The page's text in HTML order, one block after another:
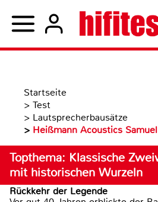
Startseite
> Test
> Lautsprecherbausätze
> Heißmann Acoustics
Topthema: Klassische
mit historischen Wurzeln
Rückkehr der Legende